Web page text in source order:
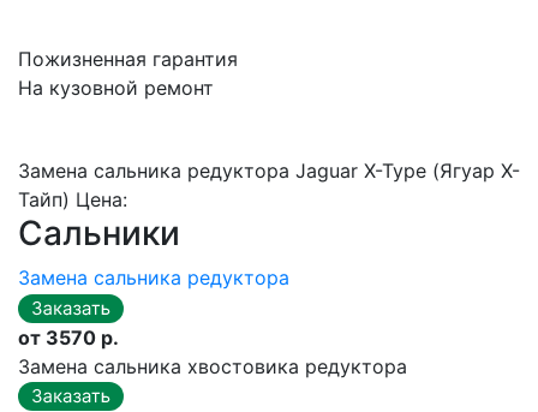
Пожизненная гарантия
На кузовной ремонт
Замена сальника редуктора Jaguar X-Type (Ягуар X-
Тайп) Цена:
Сальники
Замена сальника редуктора
от 3570 р.
Замена сальника хвостовика редуктора